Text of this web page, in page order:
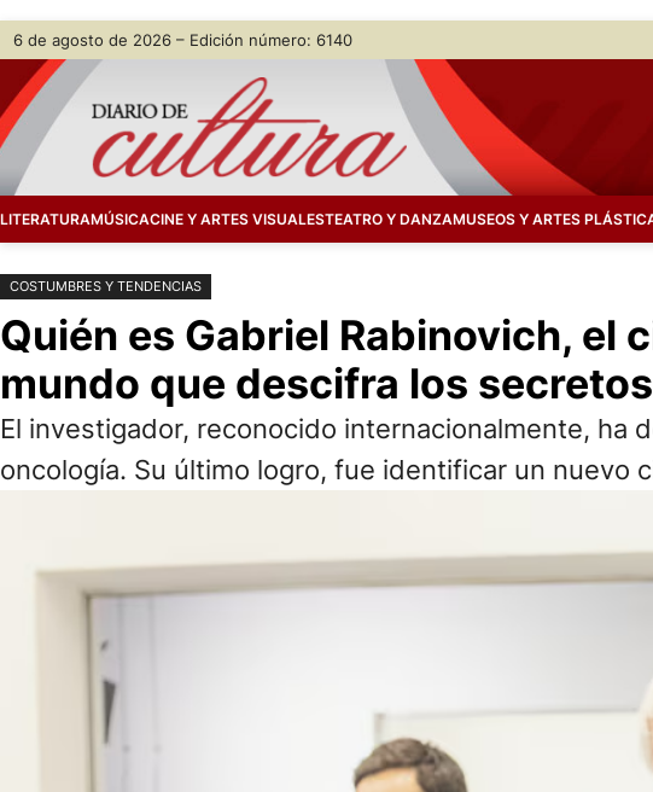
Saltar
contenido
Skip
content
6 de agosto de 2026 – Edición número: 6140
LITERATURAMÚSICACINE Y ARTES VISUALESTEATRO Y DANZAMUSEOS Y ARTES
COSTUMBRES Y TENDENCIAS
Quién es Gabriel Rabinovich,
mundo que descifra los
El investigador, reconocido internacionalmente, ha
oncología. Su último logro, fue identificar un nuevo